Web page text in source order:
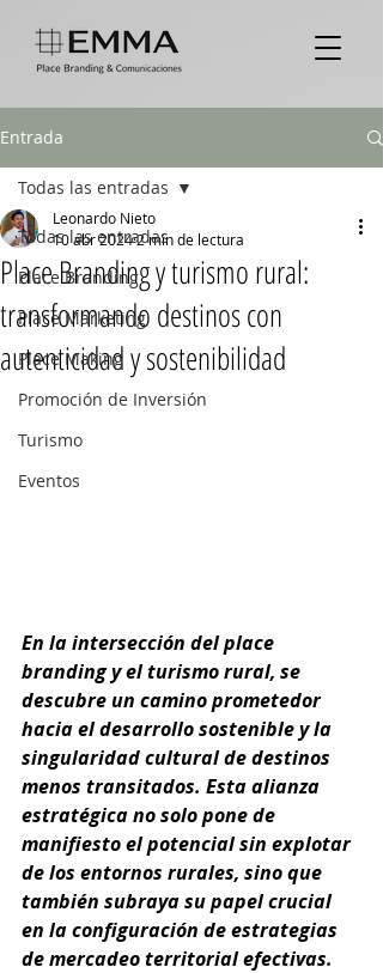
Entrada
Todas las entradas
Place Branding
Place Marketing
Place Making
Promoción de Inversión
Turismo
Eventos
Todas las entradas
Place Branding y turismo rural:
transformando destinos con
autenticidad y sostenibilidad
Leonardo Nieto
10 abr 20242 min de lectura
En la intersección del place
branding y el turismo rural, se
descubre un camino prometedor
hacia el desarrollo sostenible y la
singularidad cultural de destinos
menos transitados. Esta alianza
estratégica no solo pone de
manifiesto el potencial sin explotar
de los entornos rurales, sino que
también subraya su papel crucial
en la configuración de estrategias
de mercadeo territorial efectivas.